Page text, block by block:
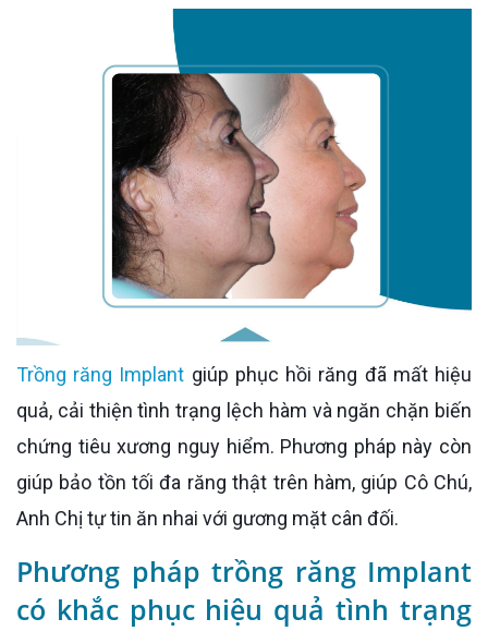
Trồng răng Implant giúp phục hồi răng đã mất hiệu
quả, cải thiện tình trạng lệch hàm và ngăn chặn biến
chứng tiêu xương nguy hiểm. Phương pháp này còn
giúp bảo tồn tối đa răng thật trên hàm, giúp Cô Chú,
Anh Chị tự tin ăn nhai với gương mặt cân đối.
Phương pháp trồng răng Implant
có khắc phục hiệu quả tình trạng